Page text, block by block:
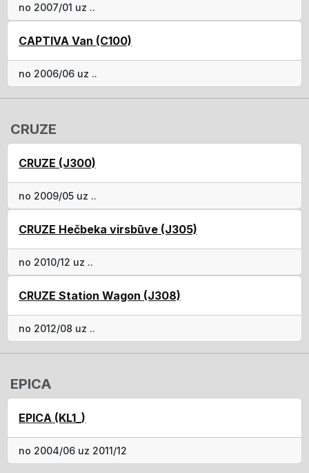
no 2007/01 uz ..
CAPTIVA Van (C100)
no 2006/06 uz ..
CRUZE
CRUZE (J300)
no 2009/05 uz ..
CRUZE Hečbeka virsbūve (J305)
no 2010/12 uz ..
CRUZE Station Wagon (J308)
no 2012/08 uz ..
EPICA
EPICA (KL1_)
no 2004/06 uz 2011/12